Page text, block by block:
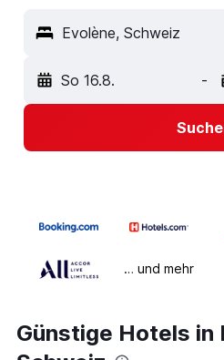
Evolène, Schweiz
So 16.8. -
… und mehr
Günstige Hotels in